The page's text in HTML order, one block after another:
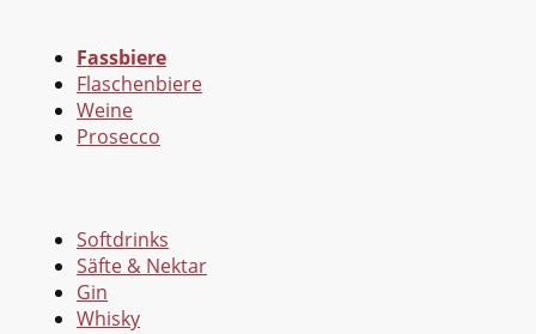
Fassbiere
Flaschenbiere
Weine
Prosecco
Softdrinks
Säfte & Nektar
Gin
Whisky